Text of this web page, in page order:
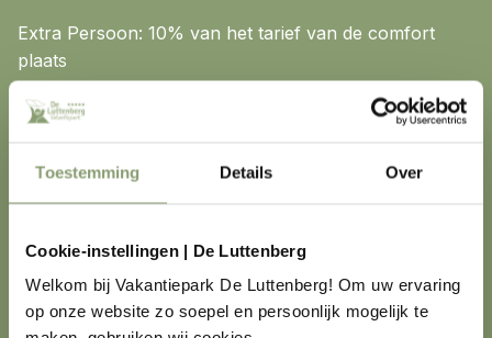
Toestemming Details Over
Cookie-instellingen | De Luttenberg
Welkom bij Vakantiepark De Luttenberg! Om uw ervaring
op onze website zo soepel en persoonlijk mogelijk te
Extra Persoon: 10% van het tarief van de comfort
plaats
Tarief elektra 01/01/2026 - 31/12/2026 € 0,35 per
kWh.
(niet mogelijk bij Privésanitair)
Extra Comfortplaats Super Comfortplaats